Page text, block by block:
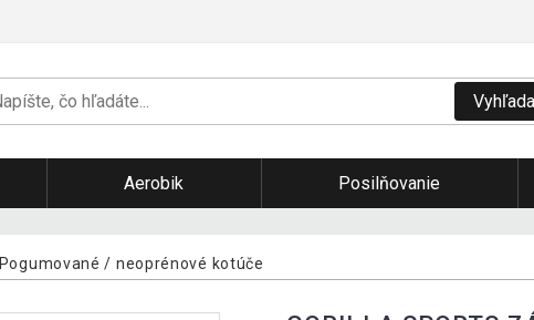
Aerobik Posilňovanie
Pogumované / neoprénové kotúče